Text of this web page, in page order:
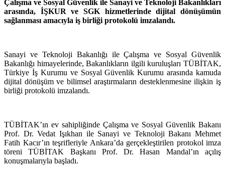
Çalışma ve Sosyal Güvenlik ile Sanayi ve Teknoloji Bakanlıkları
arasında, İŞKUR ve SGK hizmetlerinde dijital dönüşümün
sağlanması amacıyla iş birliği protokolü imzalandı.
Sanayi ve Teknoloji Bakanlığı ile Çalışma ve Sosyal Güvenlik
Bakanlığı himayelerinde, Bakanlıkların ilgili kuruluşları TÜBİTAK,
Türkiye İş Kurumu ve Sosyal Güvenlik Kurumu arasında kamuda
dijital dönüşüm ve bilimsel araştırmaların desteklenmesine ilişkin iş
birliği protokolü imzalandı.
TÜBİTAK’ın ev sahipliğinde Çalışma ve Sosyal Güvenlik Bakanı
Prof. Dr. Vedat Işıkhan ile Sanayi ve Teknoloji Bakanı Mehmet
Fatih Kacır’ın teşrifleriyle Ankara’da gerçekleştirilen protokol imza
töreni TÜBİTAK Başkanı Prof. Dr. Hasan Mandal’ın açılış
konuşmalarıyla başladı.